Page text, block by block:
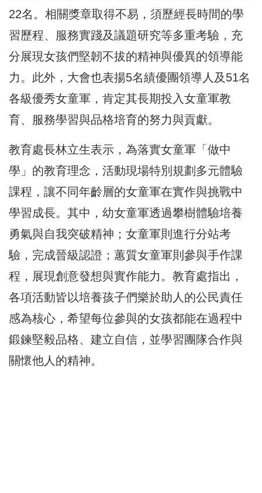
22名。相關獎章取得不易，須歷經長時間的學
習歷程、服務實踐及議題研究等多重考驗，充
分展現女孩們堅韌不拔的精神與優異的領導能
力。此外，大會也表揚5名績優團領導人及51名
各級優秀女童軍，肯定其長期投入女童軍教
育、服務學習與品格培育的努力與貢獻。
教育處長林立生表示，為落實女童軍「做中
學」的教育理念，活動現場特別規劃多元體驗
課程，讓不同年齡層的女童軍在實作與挑戰中
學習成長。其中，幼女童軍透過攀樹體驗培養
勇氣與自我突破精神；女童軍則進行分站考
驗，完成晉級認證；蕙質女童軍則參與手作課
程，展現創意發想與實作能力。教育處指出，
各項活動皆以培養孩子們樂於助人的公民責任
感為核心，希望每位參與的女孩都能在過程中
鍛鍊堅毅品格、建立自信，並學習團隊合作與
關懷他人的精神。